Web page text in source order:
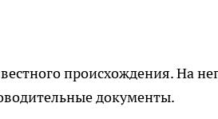
происхождения. На
документы.